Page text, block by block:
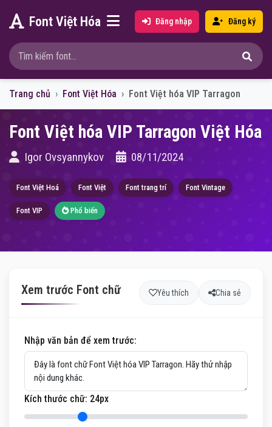
Font Việt Hóa Đăng nhập Đăng ký
Trang chủ Font Việt Hóa Font Việt hóa VIP Tarragon
Font Việt hóa VIP Tarragon Việt Hóa
Igor Ovsyannykov 08/11/2024
Font Việt Hoá Font Việt Font trang trí Font Vintage
Font VIP Phổ biến
Xem trước Font chữ Yêu thích Chia sẻ
Nhập văn bản để xem trước:
Kích thước chữ: 24px